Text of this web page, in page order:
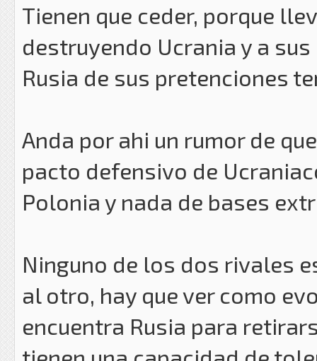
Tienen que ceder, porque
destruyendo Ucrania y a
Rusia de sus pretenciones
Anda por ahi un rumor de
pacto defensivo de
Polonia y nada de bases
Ninguno de los dos rivales
al otro, hay que ver como
encuentra Rusia para